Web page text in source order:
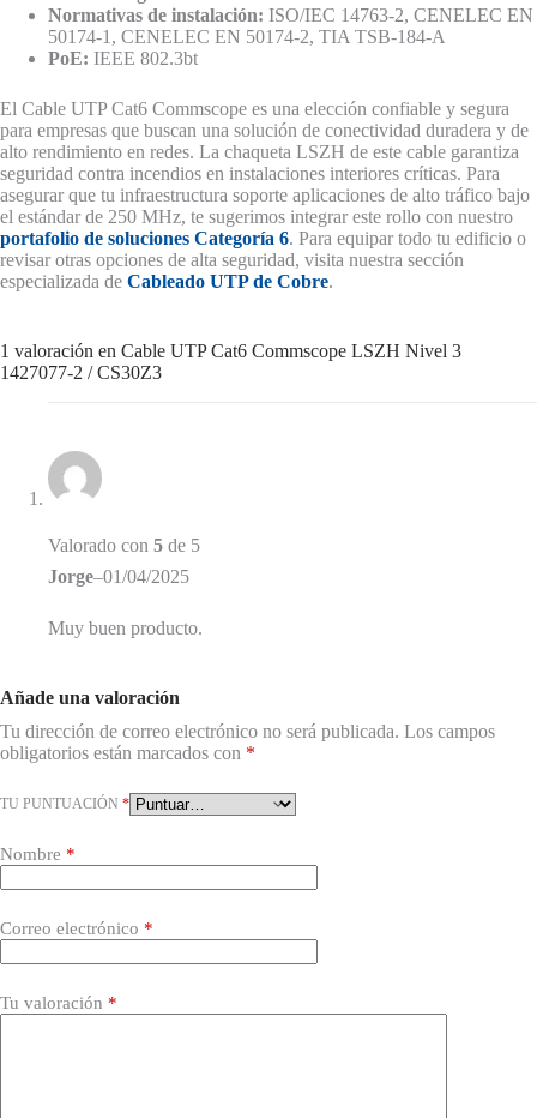
Normativas de instalación: ISO/IEC 14763-2, CENELEC EN
50174-1, CENELEC EN 50174-2, TIA TSB-184-A
PoE: IEEE 802.3bt
El Cable UTP Cat6 Commscope es una elección confiable y segura
para empresas que buscan una solución de conectividad duradera y de
alto rendimiento en redes. La chaqueta LSZH de este cable garantiza
seguridad contra incendios en instalaciones interiores críticas. Para
asegurar que tu infraestructura soporte aplicaciones de alto tráfico bajo
el estándar de 250 MHz, te sugerimos integrar este rollo con nuestro
portafolio de soluciones Categoría 6. Para equipar todo tu edificio o
revisar otras opciones de alta seguridad, visita nuestra sección
especializada de Cableado UTP de Cobre.
1 valoración en Cable UTP Cat6 Commscope LSZH Nivel 3
1427077-2 / CS30Z3
Valorado con 5 de 5
Jorge–01/04/2025
Muy buen producto.
Añade una valoración
Tu dirección de correo electrónico no será publicada. Los campos
obligatorios están marcados con *
TU PUNTUACIÓN *
Nombre *
Correo electrónico *
Tu valoración *